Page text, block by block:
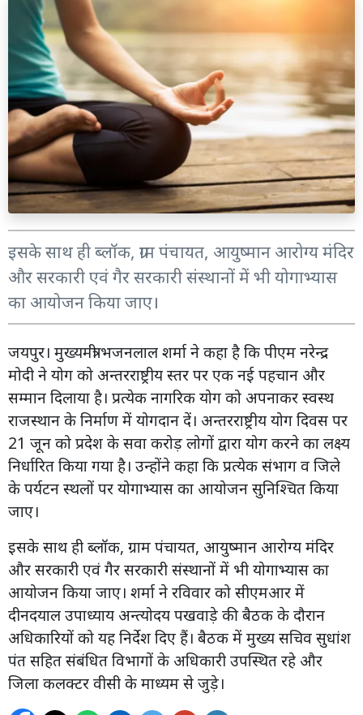
इसके साथ ही ब्लॉक, ग्राम पंचायत, आयुष्मान आरोग्य मंदिर
और सरकारी एवं गैर सरकारी संस्थानों में भी योगाभ्यास
का आयोजन किया जाए।
जयपुर। मुख्यमंत्री भजनलाल शर्मा ने कहा है कि पीएम नरेन्द्र
मोदी ने योग को अन्तरराष्ट्रीय स्तर पर एक नई पहचान और
सम्मान दिलाया है। प्रत्येक नागरिक योग को अपनाकर स्वस्थ
राजस्थान के निर्माण में योगदान दें। अन्तरराष्ट्रीय योग दिवस पर
21 जून को प्रदेश के सवा करोड़ लोगों द्वारा योग करने का लक्ष्य
निर्धारित किया गया है। उन्होंने कहा कि प्रत्येक संभाग व जिले
के पर्यटन स्थलों पर योगाभ्यास का आयोजन सुनिश्चित किया
जाए।
इसके साथ ही ब्लॉक, ग्राम पंचायत, आयुष्मान आरोग्य मंदिर
और सरकारी एवं गैर सरकारी संस्थानों में भी योगाभ्यास का
आयोजन किया जाए। शर्मा ने रविवार को सीएमआर में
दीनदयाल उपाध्याय अन्त्योदय पखवाड़े की बैठक के दौरान
अधिकारियों को यह निर्देश दिए हैं। बैठक में मुख्य सचिव सुधांश
पंत सहित संबंधित विभागों के अधिकारी उपस्थित रहे और
जिला कलक्टर वीसी के माध्यम से जुड़े।